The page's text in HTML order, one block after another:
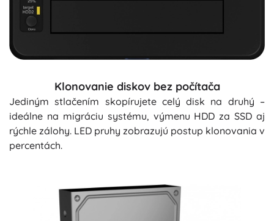
Klonovanie diskov bez počítača
Jediným stlačením skopírujete celý disk na druhý –
ideálne na migráciu systému, výmenu HDD za SSD aj
rýchle zálohy. LED pruhy zobrazujú postup klonovania v
percentách.